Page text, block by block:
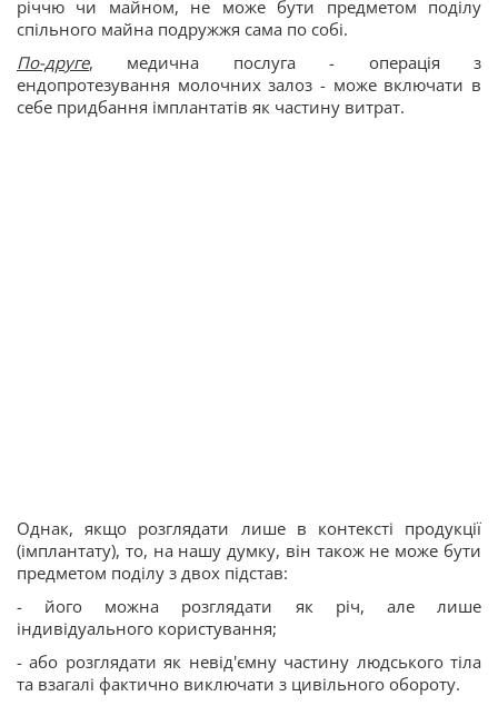
річчю чи майном, не може бути предметом поділу
спільного майна подружжя сама по собі.
По-друге, медична послуга - операція з
ендопротезування молочних залоз - може включати в
себе придбання імплантатів як частину витрат.
Однак, якщо розглядати лише в контексті продукції
(імплантату), то, на нашу думку, він також не може бути
предметом поділу з двох підстав:
- його можна розглядати як річ, але лише
індивідуального користування;
- або розглядати як невід'ємну частину людського тіла
та взагалі фактично виключати з цивільного обороту.